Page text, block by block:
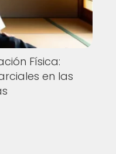
Física:
en las